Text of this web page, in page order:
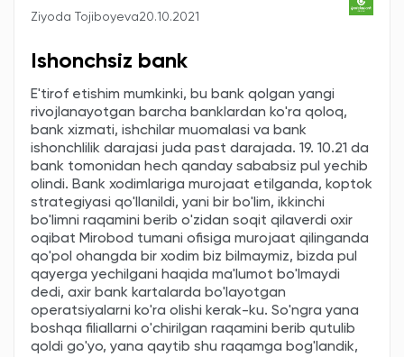
Ziyoda Tojiboyeva20.10.2021
Ishonchsiz bank
E'tirof etishim mumkinki, bu bank qolgan yangi
rivojlanayotgan barcha banklardan ko'ra qoloq,
bank xizmati, ishchilar muomalasi va bank
ishonchlilik darajasi juda past darajada. 19. 10.21 da
bank tomonidan hech qanday sababsiz pul yechib
olindi. Bank xodimlariga murojaat etilganda, koptok
strategiyasi qo'llanildi, yani bir bo'lim, ikkinchi
bo'limni raqamini berib o'zidan soqit qilaverdi oxir
oqibat Mirobod tumani ofisiga murojaat qilinganda
qo'pol ohangda bir xodim biz bilmaymiz, bizda pul
qayerga yechilgani haqida ma'lumot bo'lmaydi
dedi, axir bank kartalarda bo'layotgan
operatsiyalarni ko'ra olishi kerak-ku. So'ngra yana
boshqa filiallarni o'chirilgan raqamini berib qutulib
qoldi go'yo, yana qaytib shu raqamga bog'landik,